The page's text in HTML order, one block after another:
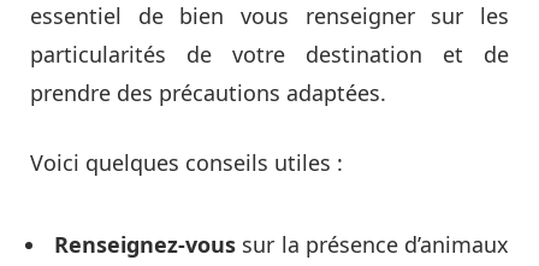
essentiel de bien vous renseigner sur les
particularités de votre destination et de
prendre des précautions adaptées.
Voici quelques conseils utiles :
Renseignez-vous sur la présence d’animaux